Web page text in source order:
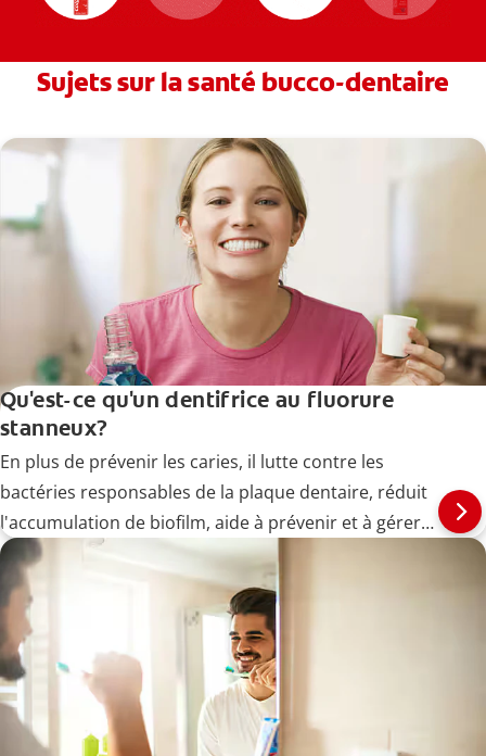
Sujets sur la santé bucco-dentaire
Qu'est-ce qu'un dentifrice au fluorure
stanneux?
En plus de prévenir les caries, il lutte contre les
bactéries responsables de la plaque dentaire, réduit
l'accumulation de biofilm, aide à prévenir et à gérer
les maladies des gencives (gingivites) à un stade
précoce et soulage la sensibilité dentaire.